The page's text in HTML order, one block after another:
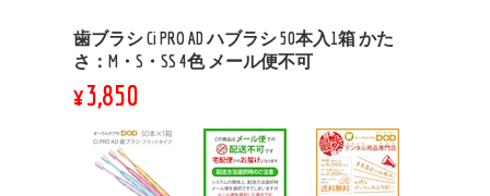
歯ブラシ Ci PRO AD ハブラシ 50本入1箱 かた
さ：M・S・SS 4色 メール便不可
¥3,850